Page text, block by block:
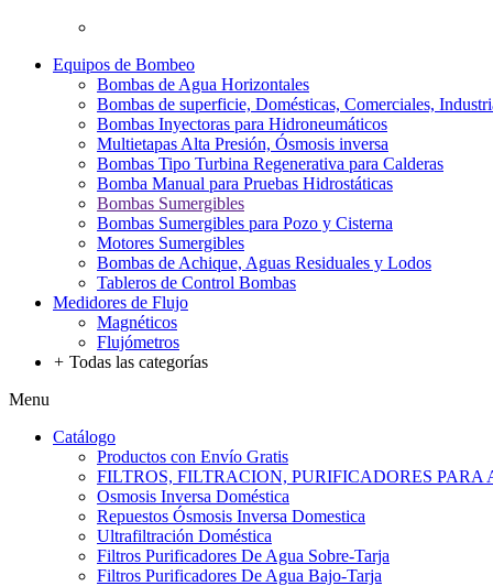
Equipos de Bombeo
Bombas de Agua Horizontales
Bombas de superficie, Domésticas, Comerciales,
Bombas Inyectoras para Hidroneumáticos
Multietapas Alta Presión, Ósmosis inversa
Bombas Tipo Turbina Regenerativa para Calderas
Bomba Manual para Pruebas Hidrostáticas
Bombas Sumergibles
Bombas Sumergibles para Pozo y Cisterna
Motores Sumergibles
Bombas de Achique, Aguas Residuales y Lodos
Tableros de Control Bombas
Medidores de Flujo
Magnéticos
Flujómetros
+ Todas las categorías
Menu
Catálogo
Productos con Envío Gratis
FILTROS, FILTRACION, PURIFICADORES PARA
Osmosis Inversa Doméstica
Repuestos Ósmosis Inversa Domestica
Ultrafiltración Doméstica
Filtros Purificadores De Agua Sobre-Tarja
Filtros Purificadores De Agua Bajo-Tarja